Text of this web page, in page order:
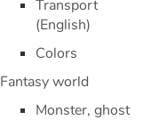
Transport
(English)
Colors
Fantasy world
Monster, ghost